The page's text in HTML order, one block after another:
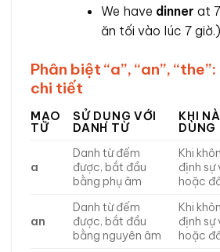
We have dinner at
ăn tối vào lúc 7 giờ.)
Phân biệt “a”, “an”,
chi tiết
MẠO
TỪ
SỬ DỤNG VỚI
DANH TỪ
KHI
DÙNG
a
Danh từ đếm
được, bắt đầu
bằng phụ âm
Khi
định sự
hoặc
an
Danh từ đếm
được, bắt đầu
bằng nguyên âm
Khi
định sự
hoặc